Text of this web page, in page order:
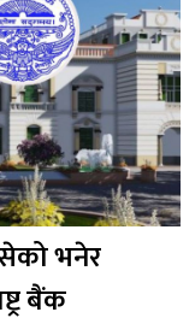
भनेर
बैंक